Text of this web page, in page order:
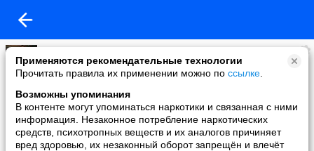
Применяются рекомендательные технологии
Прочитать правила их применении можно по ссылке
Возможны упоминания
В контенте могут упоминаться наркотики и связанная с ними
информация. Незаконное потребление наркотических
средств, психотропных веществ и их аналогов причиняет
вред здоровью, их незаконный оборот запрещён и влечёт
Шадрин
added a photo
10 Nov в 21:39